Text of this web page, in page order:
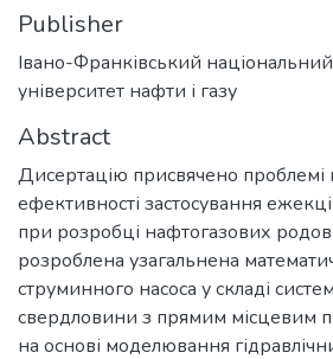
Publisher
Івано-Франківський
університет нафти і газу
Abstract
Дисертацію присвячено
ефективності застосування
при розробці нафтогазових
розроблена узагальнена
струминного насоса у складі
свердловини з прямим місцевим
на основі моделювання